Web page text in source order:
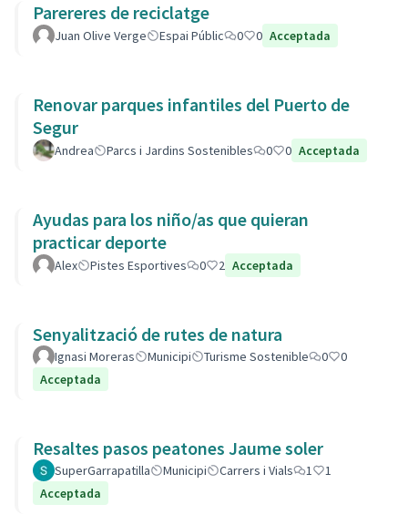
Parereres de reciclatge
Juan Olive Verge Espai Públic 0 0 Acceptada
Renovar parques infantiles del Puerto de
Segur
Andrea Parcs i Jardins Sostenibles 0 0 Acceptada
Ayudas para los niño/as que quieran
practicar deporte
Alex Pistes Esportives 0 2 Acceptada
Senyalització de rutes de natura
Ignasi Moreras Municipi Turisme Sostenible 0
0
Acceptada
Resaltes pasos peatones Jaume soler
SuperGarrapatilla Municipi Carrers i Vials 1
1
Acceptada